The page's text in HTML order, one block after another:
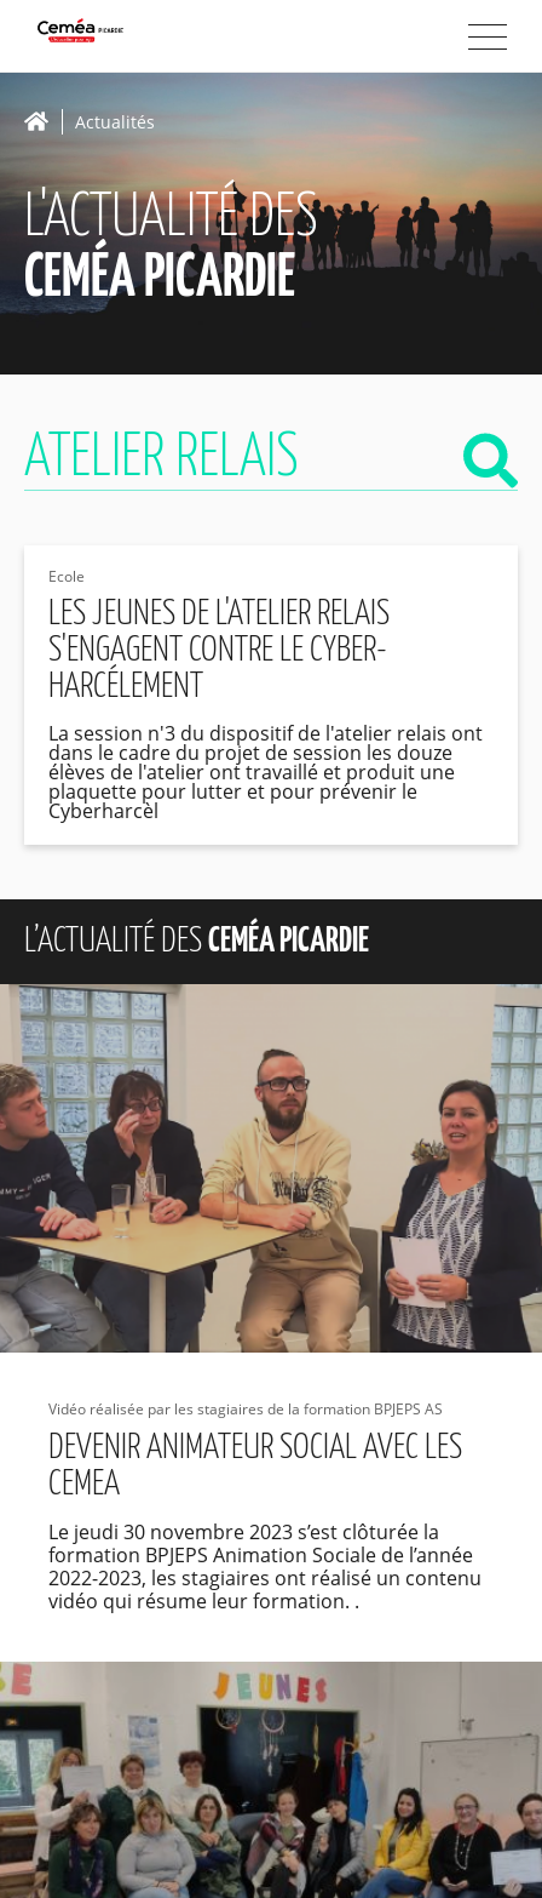
Actualités
L'ACTUALITÉ DES
CEMÉA PICARDIE
Ecole
LES JEUNES DE L'ATELIER RELAIS
S'ENGAGENT CONTRE LE CYBER-
HARCÉLEMENT
La session n'3 du dispositif de l'atelier relais ont
dans le cadre du projet de session les douze
élèves de l'atelier ont travaillé et produit une
plaquette pour lutter et pour prévenir le
Cyberharcèl
L’ACTUALITÉ DESCEMÉA PICARDIE
Vidéo réalisée par les stagiaires de la formation BPJEPS AS
DEVENIR ANIMATEUR SOCIAL AVEC LES
CEMEA
Le jeudi 30 novembre 2023 s’est clôturée la
formation BPJEPS Animation Sociale de l’année
2022-2023, les stagiaires ont réalisé un contenu
vidéo qui résume leur formation. .